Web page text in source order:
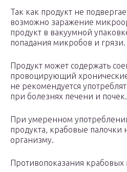
Так как продукт не
возможно заражение
продукт в вакуумной
попадания микробов и грязи.
Продукт может содержать
провоцирующий
не рекомендуется
при болезнях печени и почек.
При умеренном
продукта, крабовые палочки
организму.
Противопоказания крабовых